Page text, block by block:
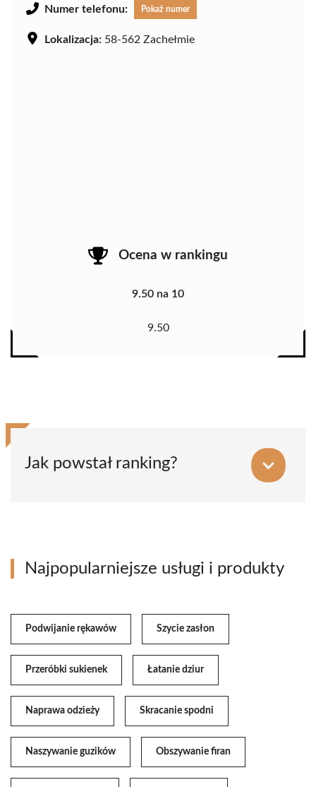
Numer telefonu: Pokaż numer
Lokalizacja: 58-562 Zachełmie
Ocena w rankingu
9.50 na 10
9.50
Jak powstał ranking?
Najpopularniejsze usługi i produkty
Podwijanie rękawów Szycie zasłon
Przeróbki sukienek Łatanie dziur
Naprawa odzieży Skracanie spodni
Naszywanie guzików Obszywanie firan